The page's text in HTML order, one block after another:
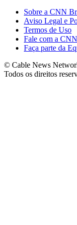
Sobre a CNN
Aviso Legal e
Termos de Uso
Fale com a CNN
Faça parte da
© Cable News
Todos os direitos